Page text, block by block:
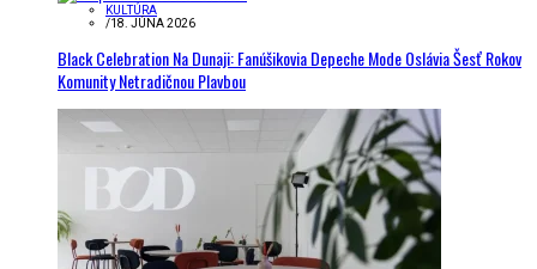
KULTÚRA
/18. JÚNA 2026
Black Celebration Na Dunaji: Fanúšikovia Depeche Mode Oslávia Šesť Rokov
Komunity Netradičnou Plavbou